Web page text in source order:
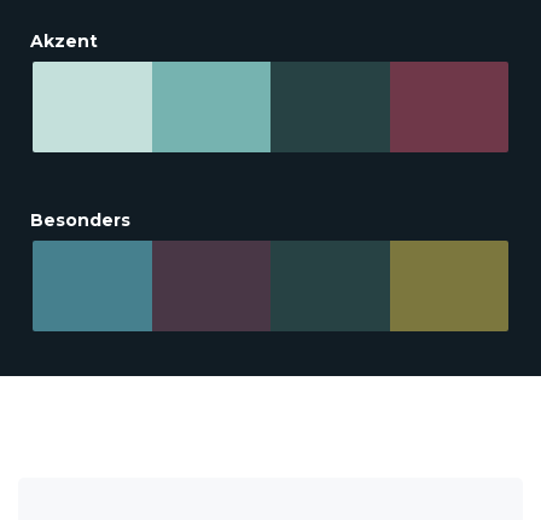
Akzent
Besonders